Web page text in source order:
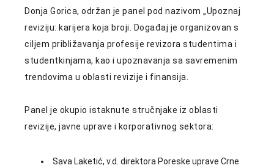
Donja Gorica, održan je panel pod nazivom „Upoznaj
reviziju: karijera koja broji. Događaj je organizovan s
ciljem približavanja profesije revizora studentima i
studentkinjama, kao i upoznavanja sa savremenim
trendovima u oblasti revizije i finansija.
Panel je okupio istaknute stručnjake iz oblasti
revizije, javne uprave i korporativnog sektora:
Sava Laketić, v.d. direktora Poreske uprave Crne